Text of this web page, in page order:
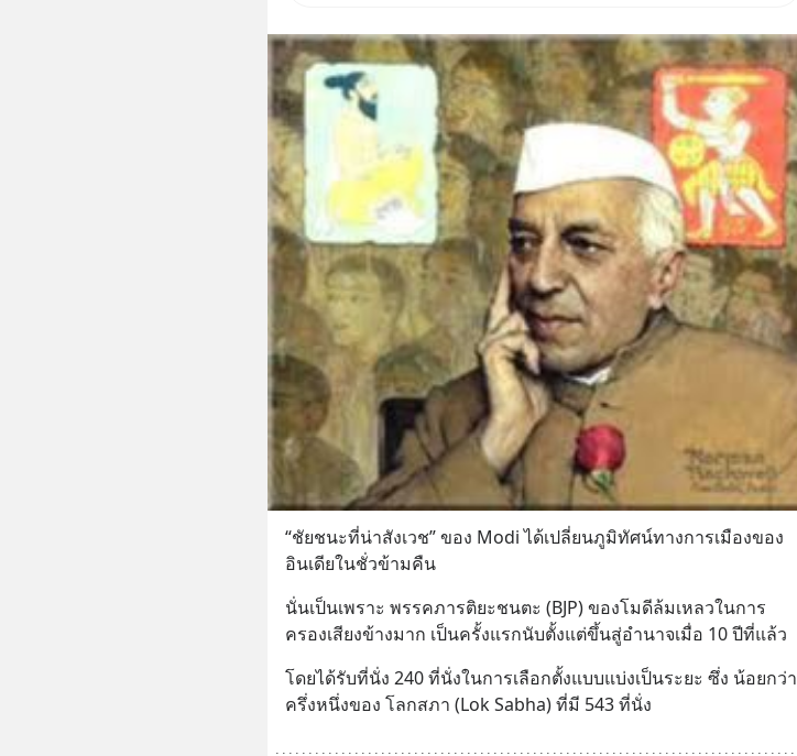
ลวงในคราบ
“ชัยชนะที่น่าสังเวช” ของ Modi ได้เปลี่ยนภูมิทัศน์ทางการเมืองของ
อินเดียในชั่วข้ามคืน
นั่นเป็นเพราะ พรรคภารติยะชนตะ (BJP) ของโมดีล้มเหลวในการ
ครองเสียงข้างมาก เป็นครั้งแรกนับตั้งแต่ขึ้นสู่อำนาจเมื่อ 10 ปีที่แล้ว
โดยได้รับที่นั่ง 240 ที่นั่งในการเลือกตั้งแบบแบ่งเป็นระยะ ซึ่ง น้อยกว่า
ครึ่งหนึ่งของ โลกสภา (Lok Sabha) ที่มี 543 ที่นั่ง